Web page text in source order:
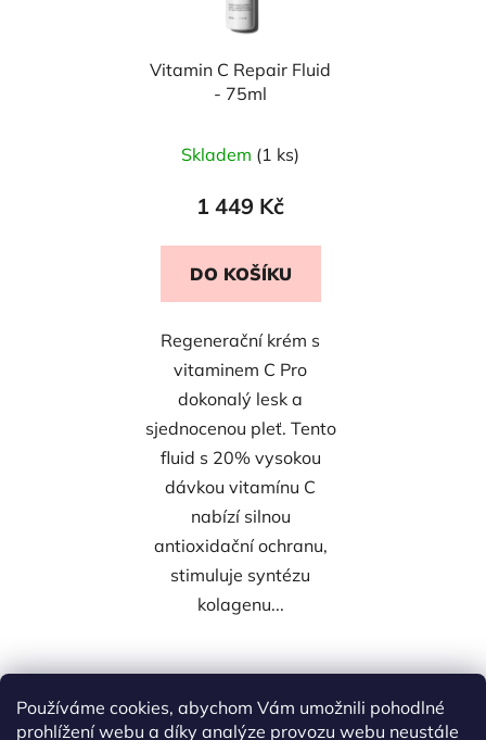
Používáme cookies, abychom Vám umožnili pohodlné
prohlížení webu a díky analýze provozu webu neustále
Vitamin C Repair Fluid
- 75ml
Skladem (1 ks)
1 449 Kč
DO KOŠÍKU
Regenerační krém s
vitaminem C Pro
dokonalý lesk a
sjednocenou pleť. Tento
fluid s 20% vysokou
dávkou vitamínu C
nabízí silnou
antioxidační ochranu,
stimuluje syntézu
kolagenu...
O
3položek celkem